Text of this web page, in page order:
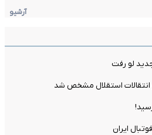
آرشیو
لو رفت
استقلال مشخص شد
ایران